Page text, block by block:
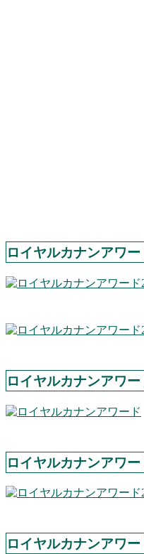
ロイヤルカナンアワ
ロイヤルカナンアワー
ロイヤルカナンアワー
ロイヤルカナンアワー